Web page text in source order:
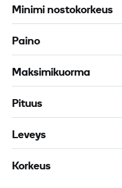
Minimi nostokorkeus
Paino
Maksimikuorma
Pituus
Leveys
Korkeus